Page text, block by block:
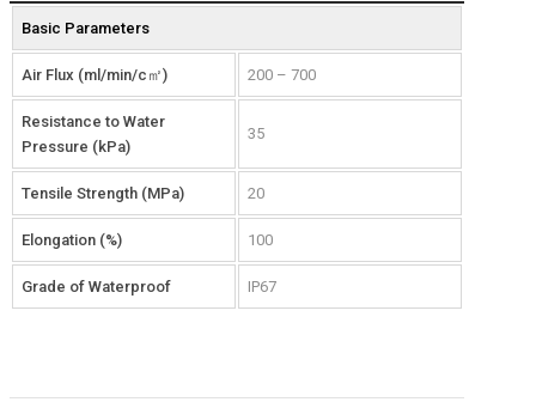
Basic Parameters
Air Flux (ml/min/c㎡) 200 – 700
Resistance to Water
Pressure (kPa)
35
Tensile Strength (MPa) 20
Elongation (%) 100
Grade of Waterproof IP67